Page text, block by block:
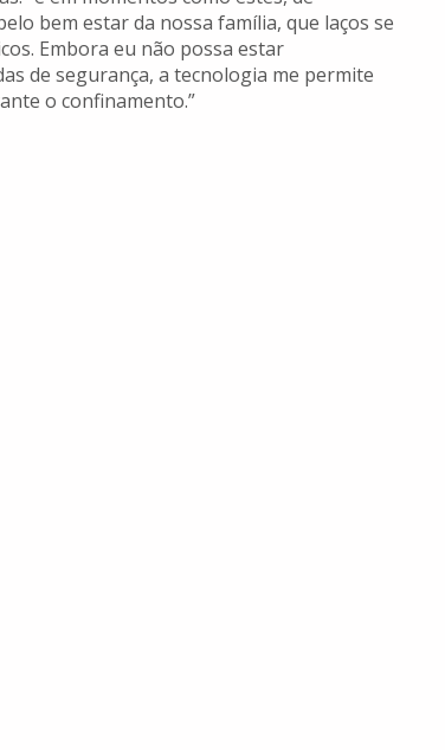
bem estar da nossa família, que laços se
Embora eu não possa estar
de segurança, a tecnologia me permite
o confinamento.”